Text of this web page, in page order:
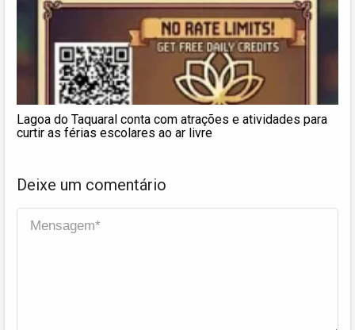
Lagoa do Taquaral conta com atrações e atividades para
curtir as férias escolares ao ar livre
Deixe um comentário